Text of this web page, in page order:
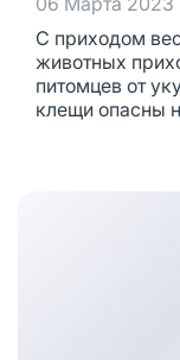
С приходом
животных
питомцев от
клещи опасны